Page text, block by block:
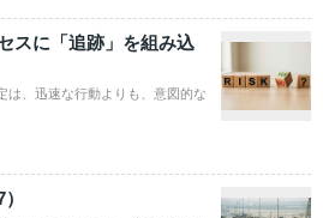
スに「追跡」を組み込
は、迅速な行動よりも、意図的な